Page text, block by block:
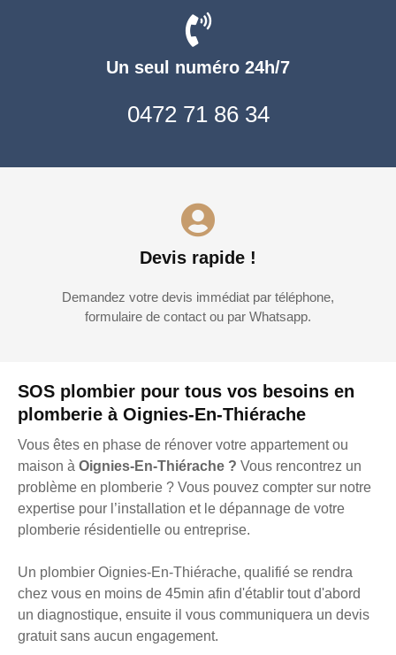
SOS plombier pour tous vos besoins en
plomberie à Oignies-En-Thiérache
Vous êtes en phase de rénover votre appartement ou
maison à Oignies-En-Thiérache ? Vous rencontrez un
problème en plomberie ? Vous pouvez compter sur notre
expertise pour l’installation et le dépannage de votre
plomberie résidentielle ou entreprise.
Un plombier Oignies-En-Thiérache, qualifié se rendra
chez vous en moins de 45min afin d'établir tout d'abord
un diagnostique, ensuite il vous communiquera un devis
gratuit sans aucun engagement.
Un seul numéro 24h/7
0472 71 86 34
Devis rapide !
Demandez votre devis immédiat par téléphone,
formulaire de contact ou par Whatsapp.